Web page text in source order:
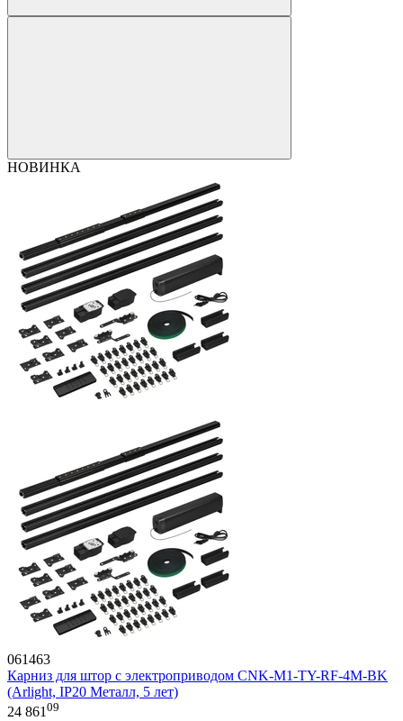
НОВИНКА
061463
Карниз для штор с электроприводом CNK-M1-TY-RF-4M-BK
(Arlight, IP20 Металл, 5 лет)
24 861 09